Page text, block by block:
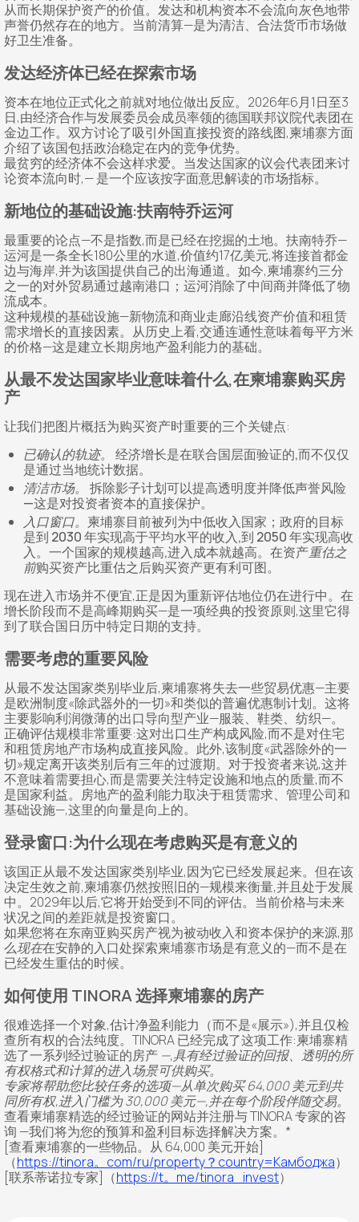
从而长期保护资产的价值。发达和机构资本不会流向灰色地带
声誉仍然存在的地方。当前清算—是为清洁、合法货币市场做
好卫生准备。
发达经济体已经在探索市场
资本在地位正式化之前就对地位做出反应。2026年6月1日至3
日,由经济合作与发展委员会成员率领的德国联邦议院代表团在
金边工作。双方讨论了吸引外国直接投资的路线图,柬埔寨方面
介绍了该国包括政治稳定在内的竞争优势。
最贫穷的经济体不会这样求爱。当发达国家的议会代表团来讨
论资本流向时,— 是一个应该按字面意思解读的市场指标。
新地位的基础设施:扶南特乔运河
最重要的论点—不是指数,而是已经在挖掘的土地。扶南特乔—
运河是一条全长180公里的水道,价值约17亿美元,将连接首都金
边与海岸,并为该国提供自己的出海通道。如今,柬埔寨约三分
之一的对外贸易通过越南港口；运河消除了中间商并降低了物
流成本。
这种规模的基础设施—新物流和商业走廊沿线资产价值和租赁
需求增长的直接因素。从历史上看,交通连通性意味着每平方米
的价格—这是建立长期房地产盈利能力的基础。
从最不发达国家毕业意味着什么,在柬埔寨购买房
产
让我们把图片概括为购买资产时重要的三个关键点:
已确认的轨迹。
经济增长是在联合国层面验证的,而不仅仅
是通过当地统计数据。
清洁市场。
拆除影子计划可以提高透明度并降低声誉风险
—这是对投资者资本的直接保护。
入口窗口。 柬埔寨目前被列为中低收入国家；政府的目标
是到 2030 年实现高于平均水平的收入,到 2050 年实现高收
入。一个国家的规模越高,进入成本就越高。在资产重估之
前购买资产比重估之后购买资产更有利可图。
现在进入市场并不便宜,正是因为重新评估地位仍在进行中。在
增长阶段而不是高峰期购买—是一项经典的投资原则,这里它得
到了联合国日历中特定日期的支持。
需要考虑的重要风险
从最不发达国家类别毕业后,柬埔寨将失去一些贸易优惠—主要
是欧洲制度«除武器外的一切»和类似的普遍优惠制计划。这将
主要影响利润微薄的出口导向型产业—服装、鞋类、纺织—。
正确评估规模非常重要:这对出口生产构成风险,而不是对住宅
和租赁房地产市场构成直接风险。此外,该制度«武器除外的一
切»规定离开该类别后有三年的过渡期。对于投资者来说,这并
不意味着需要担心,而是需要关注特定设施和地点的质量,而不
是国家利益。房地产的盈利能力取决于租赁需求、管理公司和
基础设施—,这里的向量是向上的。
登录窗口:为什么现在考虑购买是有意义的
该国正从最不发达国家类别毕业,因为它已经发展起来。但在该
决定生效之前,柬埔寨仍然按照旧的—规模来衡量,并且处于发展
中。2029年以后,它将开始受到不同的评估。当前价格与未来
状况之间的差距就是投资窗口。
如果您将在东南亚购买房产视为被动收入和资本保护的来源,那
么现在在安静的入口处探索柬埔寨市场是有意义的—而不是在
已经发生重估的时候。
如何使用 TINORA 选择柬埔寨的房产
很难选择一个对象,估计净盈利能力（而不是«展示»),并且仅检
查所有权的合法纯度。TINORA 已经完成了这项工作:柬埔寨精
选了一系列经过验证的房产 —,具有经过验证的回报、透明的所
有权格式和计算的进入场景可供购买。
专家将帮助您比较任务的选项—从单次购买 64,000 美元到共
同所有权,进入门槛为 30,000 美元—,并在每个阶段伴随交易。
查看柬埔寨精选的经过验证的网站并注册与 TINORA 专家的咨
询 —我们将为您的预算和盈利目标选择解决方案。*
[查看柬埔寨的一些物品。从 64,000 美元开始]
（https://tinora。com/ru/property？country=Камбоджа）
[联系蒂诺拉专家]（https://t。me/tinora_invest）